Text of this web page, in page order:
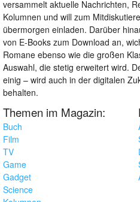
versammelt aktuelle Nachrichten,
Kolumnen und will zum
übermorgen einladen. Darüber
von E-Books zum Download an,
Romane ebenso wie die großen
Auswahl, die stetig erweitert wird.
einig – wird auch in der digitalen
behalten.
Themen im Magazin:
Buch
Film
TV
Game
Gadget
Science